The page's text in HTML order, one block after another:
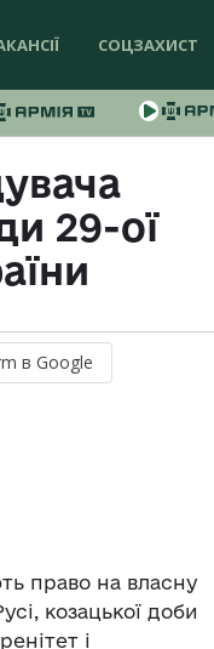
СОЦЗАХИСТ
29-ої
в Google
право на власну
козацької доби
і